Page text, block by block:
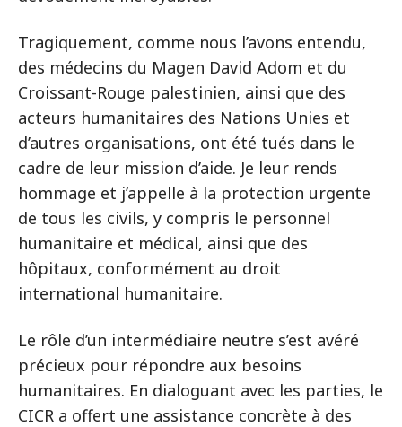
Tragiquement, comme nous l’avons entendu,
des médecins du Magen David Adom et du
Croissant-Rouge palestinien, ainsi que des
acteurs humanitaires des Nations Unies et
d’autres organisations, ont été tués dans le
cadre de leur mission d’aide. Je leur rends
hommage et j’appelle à la protection urgente
de tous les civils, y compris le personnel
humanitaire et médical, ainsi que des
hôpitaux, conformément au droit
international humanitaire.
Le rôle d’un intermédiaire neutre s’est avéré
précieux pour répondre aux besoins
humanitaires. En dialoguant avec les parties, le
CICR a offert une assistance concrète à des